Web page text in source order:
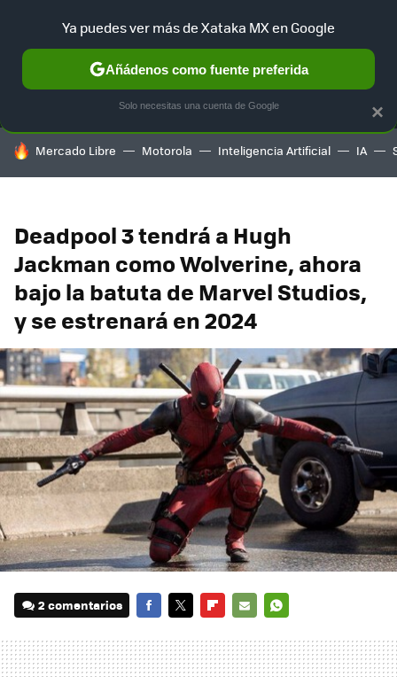
MENÚ NUEVO
GAMING HOME AUTO
HOY SE HABLA DE
Mercado Libre Motorola Inteligencia Artificial IA
Deadpool 3 tendrá a Hugh
Jackman como Wolverine, ahora
bajo la batuta de Marvel Studios,
y se estrenará en 2024
2 comentarios
MAIL
×
Ya puedes ver más de Xataka MX en Google
Añádenos como fuente preferida
Solo necesitas una cuenta de Google